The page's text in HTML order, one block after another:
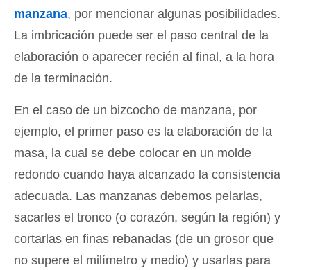
manzana, por mencionar algunas posibilidades.
La imbricación puede ser el paso central de la
elaboración o aparecer recién al final, a la hora
de la terminación.
En el caso de un bizcocho de manzana, por
ejemplo, el primer paso es la elaboración de la
masa, la cual se debe colocar en un molde
redondo cuando haya alcanzado la consistencia
adecuada. Las manzanas debemos pelarlas,
sacarles el tronco (o corazón, según la región) y
cortarlas en finas rebanadas (de un grosor que
no supere el milímetro y medio) y usarlas para